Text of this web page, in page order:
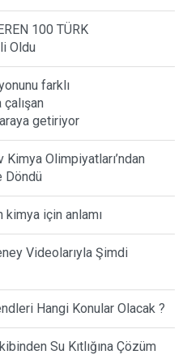
100 TÜRK
Oldu
farklı
araya getiriyor
Olimpiyatları’ndan
Döndü
için anlamı
Videolarıyla Şimdi
Hangi Konular Olacak ?
Su Kıtlığına Çözüm